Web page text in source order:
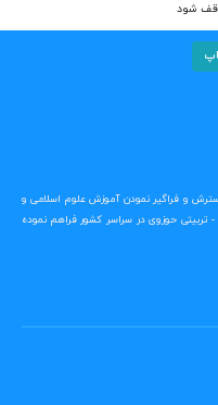
شود
و فراگیر نمودن آموزش علوم اسلامی و
حوزوی در سراسر کشور فراهم نموده